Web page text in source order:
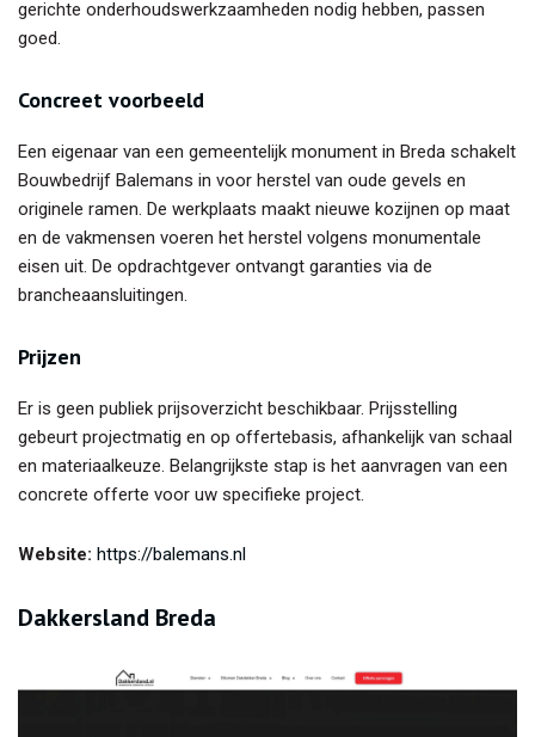
gerichte onderhoudswerkzaamheden nodig hebben, passen
goed.
Concreet voorbeeld
Een eigenaar van een gemeentelijk monument in Breda schakelt
Bouwbedrijf Balemans in voor herstel van oude gevels en
originele ramen. De werkplaats maakt nieuwe kozijnen op maat
en de vakmensen voeren het herstel volgens monumentale
eisen uit. De opdrachtgever ontvangt garanties via de
brancheaansluitingen.
Prijzen
Er is geen publiek prijsoverzicht beschikbaar. Prijsstelling
gebeurt projectmatig en op offertebasis, afhankelijk van schaal
en materiaalkeuze. Belangrijkste stap is het aanvragen van een
concrete offerte voor uw specifieke project.
Website: https://balemans.nl
Dakkersland Breda